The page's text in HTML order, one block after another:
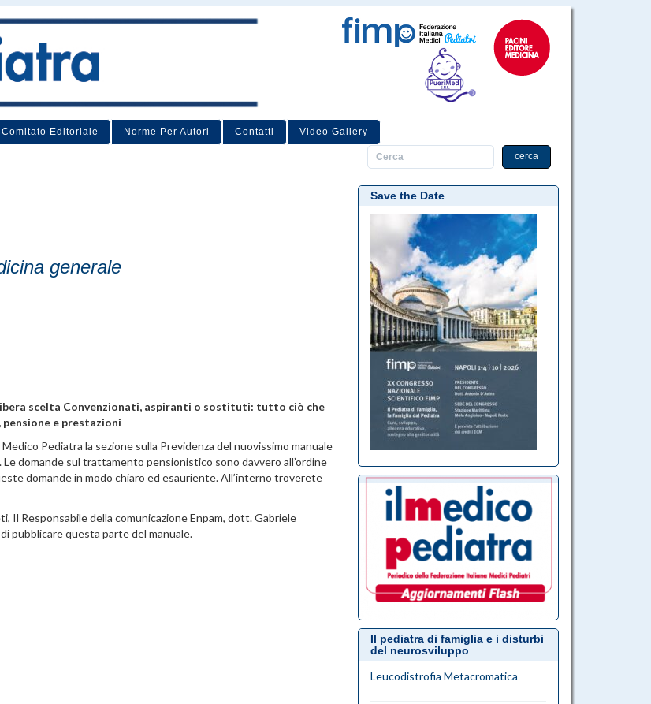
Comitato Editoriale Norme Per Autori Contatti Video Gallery
cerca
generale
scelta Convenzionati, aspiranti o sostituti: tutto ciò che
e prestazioni
Pediatra la sezione sulla Previdenza del nuovissimo manuale
Le domande sul trattamento pensionistico sono davvero all’ordine
domande in modo chiaro ed esauriente. All’interno troverete
Il Responsabile della comunicazione Enpam, dott. Gabriele
pubblicare questa parte del manuale.
Save the Date
Il pediatra di famiglia e i disturbi
del neurosviluppo
Leucodistrofia Metacromatica